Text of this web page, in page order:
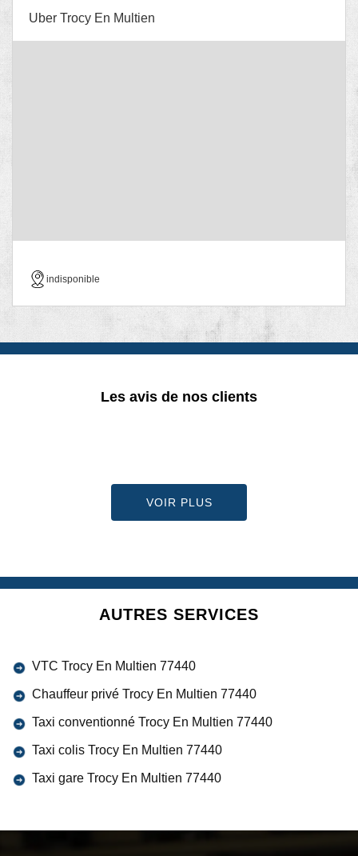
Uber Trocy En Multien
indisponible
Les avis de nos clients
VOIR PLUS
AUTRES SERVICES
VTC Trocy En Multien 77440
Chauffeur privé Trocy En Multien 77440
Taxi conventionné Trocy En Multien 77440
Taxi colis Trocy En Multien 77440
Taxi gare Trocy En Multien 77440